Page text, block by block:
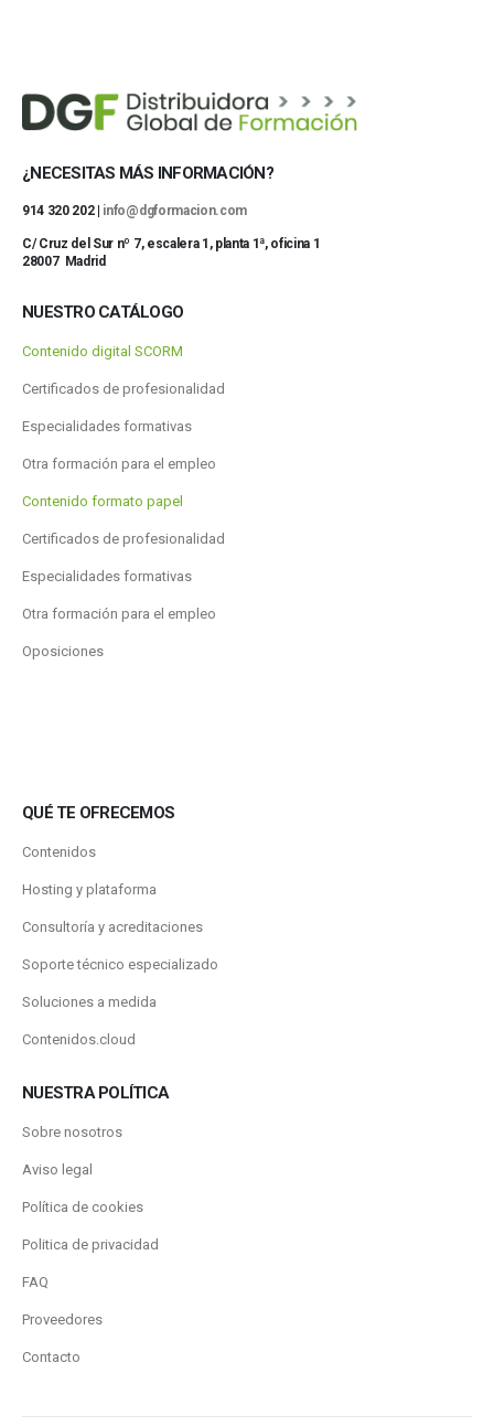
¿NECESITAS MÁS INFORMACIÓN?
914 320 202 | info@dgformacion.com
C/ Cruz del Sur nº 7, escalera 1, planta 1ª, oficina 1
28007 Madrid
NUESTRO CATÁLOGO
Contenido digital SCORM
Certificados de profesionalidad
Especialidades formativas
Otra formación para el empleo
Contenido formato papel
Certificados de profesionalidad
Especialidades formativas
Otra formación para el empleo
Oposiciones
QUÉ TE OFRECEMOS
Contenidos
Hosting y plataforma
Consultoría y acreditaciones
Soporte técnico especializado
Soluciones a medida
Contenidos.cloud
NUESTRA POLÍTICA
Sobre nosotros
Aviso legal
Política de cookies
Politica de privacidad
FAQ
Proveedores
Contacto